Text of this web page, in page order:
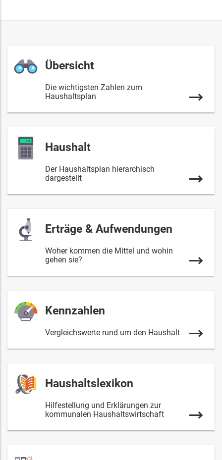
Übersicht
Die wichtigsten Zahlen zum
Haushaltsplan
Haushalt
Der Haushaltsplan hierarchisch
dargestellt
Erträge & Aufwendungen
Woher kommen die Mittel und wohin
gehen sie?
Kennzahlen
Vergleichswerte rund um den Haushalt
Haushaltslexikon
Hilfestellung und Erklärungen zur
kommunalen Haushaltswirtschaft